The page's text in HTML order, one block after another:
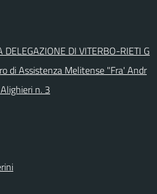
DI VITERBO-RIETI G
di Assistenza Melitense "Fra' Andr
n. 3